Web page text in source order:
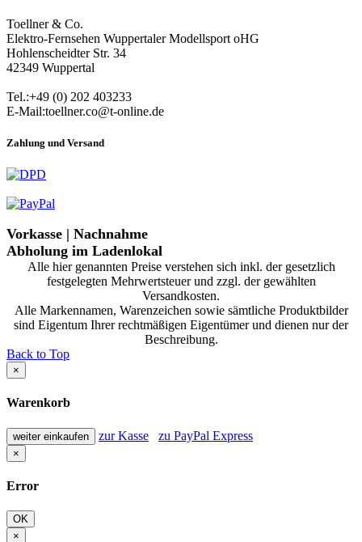
Toellner & Co.
Elektro-Fernsehen Wuppertaler Modellsport oHG
Hohlenscheidter Str. 34
42349 Wuppertal
Tel.:+49 (0) 202 403233
E-Mail:toellner.co@t-online.de
Zahlung und Versand
Vorkasse | Nachnahme
Abholung im Ladenlokal
Alle hier genannten Preise verstehen sich inkl. der gesetzlich
festgelegten Mehrwertsteuer und zzgl. der gewählten
Versandkosten.
Alle Markennamen, Warenzeichen sowie sämtliche Produktbilder
sind Eigentum Ihrer rechtmäßigen Eigentümer und dienen nur der
Beschreibung.
Back to Top
×
Warenkorb
weiter einkaufen zur Kasse zu PayPal Express
×
Error
OK
×